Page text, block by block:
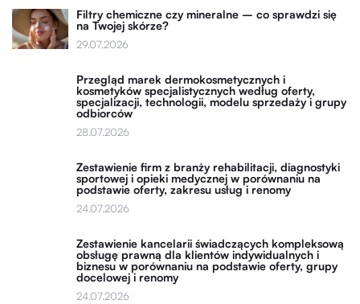
Filtry chemiczne czy mineralne – co sprawdzi się
na Twojej skórze?
29.07.2026
Przegląd marek dermokosmetycznych i
kosmetyków specjalistycznych według oferty,
specjalizacji, technologii, modelu sprzedaży i grupy
odbiorców
28.07.2026
Zestawienie firm z branży rehabilitacji, diagnostyki
sportowej i opieki medycznej w porównaniu na
podstawie oferty, zakresu usług i renomy
24.07.2026
Zestawienie kancelarii świadczących kompleksową
obsługę prawną dla klientów indywidualnych i
biznesu w porównaniu na podstawie oferty, grupy
docelowej i renomy
24.07.2026